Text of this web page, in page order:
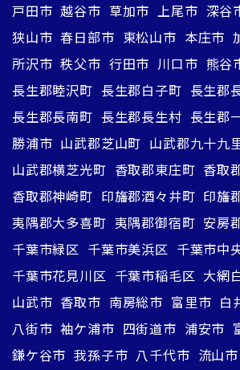
戸田市 越谷市 草加市 上尾市 深谷
狭山市 春日部市 東松山市 本庄市
所沢市 秩父市 行田市 川口市 熊谷
長生郡睦沢町 長生郡白子町 長生郡
長生郡長南町 長生郡長生村 長生郡
勝浦市 山武郡芝山町 山武郡九十九
山武郡横芝光町 香取郡東庄町 香取
香取郡神崎町 印旛郡酒々井町 印旛
夷隅郡大多喜町 夷隅郡御宿町 安房
千葉市緑区 千葉市美浜区 千葉市中
千葉市花見川区 千葉市稲毛区 大網
山武市 香取市 南房総市 富里市 白
八街市 袖ケ浦市 四街道市 浦安市
鎌ケ谷市 我孫子市 八千代市 流山市